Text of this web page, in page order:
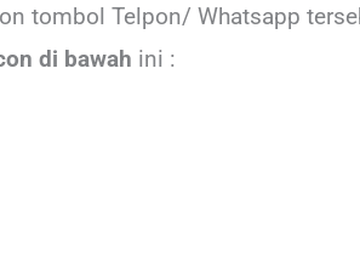
tombol Telpon/ Whatsapp
di bawah ini :